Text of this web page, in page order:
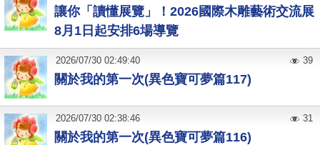
讓你「讀懂展覽」！2026國際木雕藝術交流展
8月1日起安排6場導覽
關於我的第一次(異色寶可夢篇117)
2026/07/30 02:49:40 39
關於我的第一次(異色寶可夢篇116)
2026/07/30 02:38:46 31